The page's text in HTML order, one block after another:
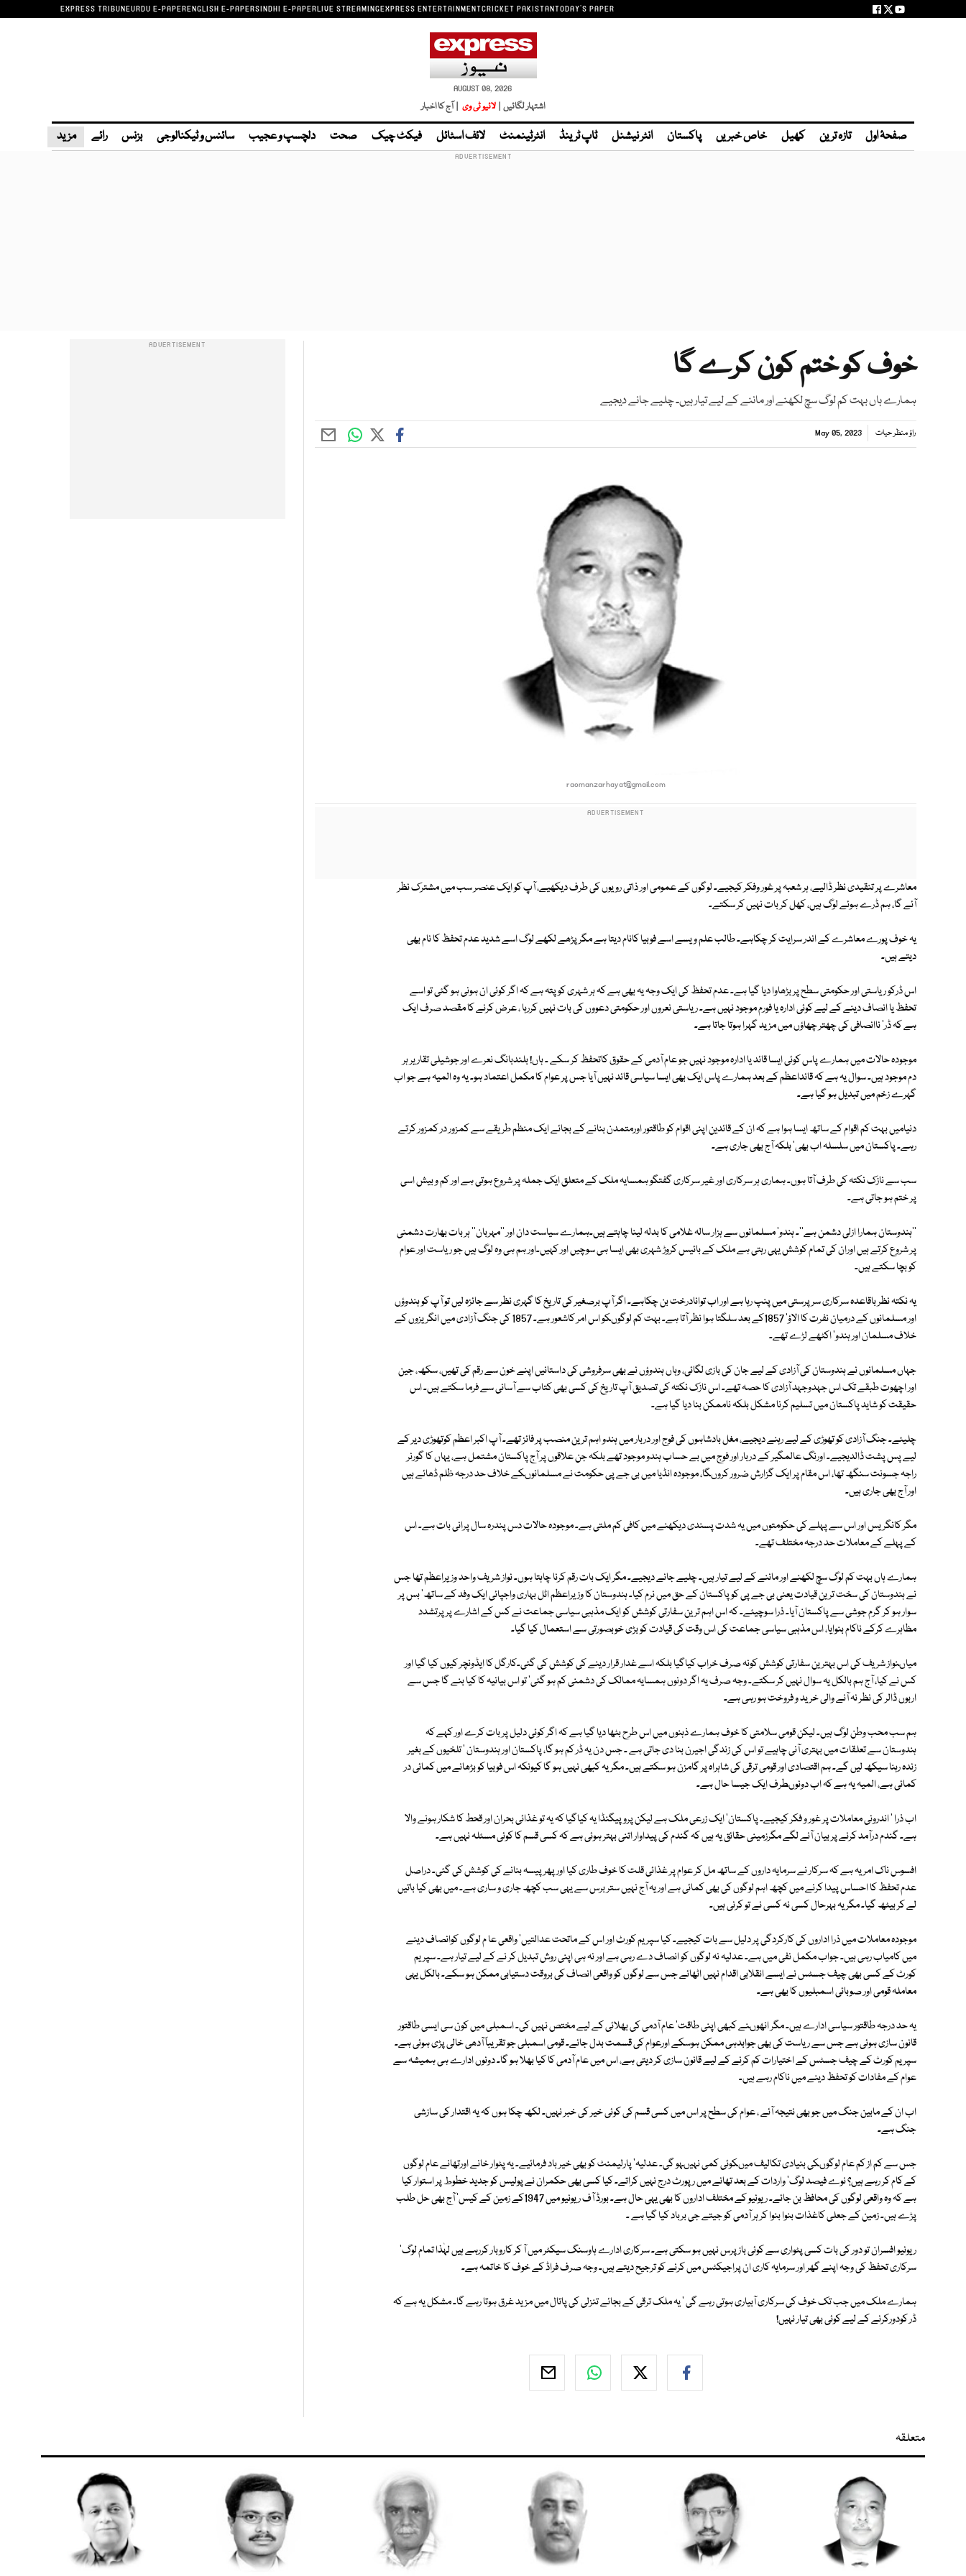
EXPRESS TRIBUNEURDU E-PAPERENGLISH E-PAPERSINDHI E-PAPERLIVE STREAMINGEXPRESS ENTERTAINMENTCRICKET PAKISTANTODAY'S PAPER
AUGUST 08, 2026
اشتہار لگائیں | لائیو ٹی وی | آج کا اخبار
صفحۂ اول تازہ ترین کھیل خاص خبریں پاکستان انٹر نیشنل ٹاپ ٹرینڈ انٹرٹینمنٹ لائف اسٹائل فیکٹ چیک صحت دلچسپ و عجیب سائنس و ٹیکنالوجی بزنس رائے مزید
خوف کو ختم کون کرے گا
ہمارے ہاں بہت کم لوگ سچ لکھنے اور ماننے کے لیے تیار ہیں۔ چلیے جانے دیجیے
راؤ منظر حیات May 05, 2023
raomanzarhayat@gmail.com
معاشرے پر تنقیدی نظر ڈالیے، ہر شعبہ پر غور وفکر کیجیے۔ لوگوں کے عمومی اور ذاتی رویوں کی طرف دیکھیے، آپ کو ایک عنصر سب میں مشترک نظر
آئے گا، ہم ڈرے ہوئے لوگ ہیں، کھل کر بات نہیں کر سکتے۔
یہ خوف پورے معاشرے کے اندر سرایت کر چکاہے۔ طالب علم ویسے اسے فوبیا کانام دیتا ہے مگر پڑھے لکھے لوگ اسے شدید عدم تحفظ کا نام بھی
دیتے ہیں۔
اس ڈرکو ریاستی اور حکومتی سطح پر بڑھاوا دیا گیا ہے۔ عدم تحفظ کی ایک وجہ یہ بھی ہے کہ ہر شہری کو پتہ ہے کہ اگر کوئی ان ہونی ہو گئی تو اسے
تحفظ یا انصاف دینے کے لیے کوئی ادارہ یا فورم موجود نہیں ہے۔ ریاستی نعروں اور حکومتی دعووں کی بات نہیں کررہا ، عرض کرنے کا مقصد صرف ایک
ہے کہ ڈر' ناانصافی کی چھتر چھاؤں میں مزید گہرا ہوتا جاتا ہے۔
موجودہ حالات میں ہمارے پاس کوئی ایسا قائد یا ادارہ موجود نہیں جو عام آدمی کے حقوق کاتحفظ کر سکے ۔ ہاں! بلندبانگ نعرے اور جوشیلی تقاریر ہر
دم موجود ہیں۔ سوال یہ ہے کہ قائداعظم کے بعد ہمارے پاس ایک بھی ایسا سیاسی قائد نہیں آیا جس پر عوام کا مکمل اعتماد ہو۔ یہ وہ المیہ ہے جو اب
گہرے زخم میں تبدیل ہو گیا ہے۔
دنیامیں بہت کم اقوام کے ساتھ ایسا ہوا ہے کہ ان کے قائدین اپنی اقوام کو طاقتور اورمتمدن بنانے کے بجائے ایک منظم طریقے سے کمزور در کمزور کرتے
رہے۔ پاکستان میں سلسلہ اب بھی' بلکہ آج بھی جاری ہے۔
سب سے نازک نکتہ کی طرف آتا ہوں۔ ہماری ہر سرکاری اور غیر سرکاری گفتگو ہمسایہ ملک کے متعلق ایک جملہ پر شروع ہوتی ہے اور کم و بیش اسی
پر ختم ہو جاتی ہے۔
''ہندوستان ہمارا ازلی دشمن ہے''۔ ہندو' مسلمانوں سے ہزار سالہ غلامی کا بدلہ لینا چاہتے ہیں۔ہمارے سیاست دان اور ''مہربان'' ہر بات بھارت دشمنی
پر شروع کرتے ہیں اوران کی تمام کوشش یہی رہتی ہے ملک کے بائیس کروڑ شہری بھی ایسا ہی سوچیں اور کہیں۔اور ہم ہی وہ لوگ ہیں جو ریاست اور عوام
کو بچا سکتے ہیں۔
یہ نکتہ نظر باقاعدہ سرکاری سرپرستی میں پنپ رہا ہے اور اب توانادرخت بن چکاہے۔ اگر آپ برصغیر کی تاریخ کا گہری نظر سے جائزہ لیں تو آپ کو ہندوؤں
اور مسلمانوں کے درمیان نفرت کا الاؤ' 1857کے بعد سلگتا ہوا نظر آتا ہے۔ بہت کم لوگوںکو اس امر کاشعور ہے۔ 1857 کی جنگ آزادی میں انگریزوں کے
خلاف مسلمان اور ہندو' اکٹھے لڑے تھے۔
جہاں مسلمانوں نے ہندوستان کی آزادی کے لیے جان کی بازی لگائی، وہاں ہندوؤں نے بھی سرفروشی کی داستانیں اپنے خون سے رقم کی تھیں، سکھ، جین
اور اچھوت طبقے تک اس جہدوجہد آزادی کا حصہ تھے۔ اس نازک نکتہ کی تصدیق آپ تاریخ کی کسی بھی کتاب سے آسانی سے فرما سکتے ہیں۔ اس
حقیقت کو شاید پاکستان میں تسلیم کرنا مشکل بلکہ ناممکن بنا دیا گیا ہے۔
چلیئے۔ جنگ آزادی کو تھوڑی کے لیے رہنے دیجیے، مغل بادشاہوں کی فوج اور دربار میں ہندو اہم ترین منصب پر فائز تھے۔ آپ اکبر اعظم کوتھوڑی دیر کے
لیے پس پشت ڈالدیجیے۔ اورنگ عالمگیر کے دربار اور فوج میں بے حساب ہندو موجود تھے بلکہ جن علاقوں پر آج پاکستان مشتمل ہے، یہاں کا گورنر
راجہ جسونت سنگھ تھا، اس مقام پر ایک گزارش ضرور کروںگا، موجودہ انڈیا میں بی جے پی حکومت نے مسلمانوںکے خلاف حد درجہ ظلم ڈھائے ہیں
اور آج بھی جاری ہیں۔
مگر کانگریس اور اس سے پہلے کی حکومتوں میں یہ شدت پسندی دیکھنے میں کافی کم ملتی ہے۔ موجودہ حالات دس پندرہ سال پرانی بات ہے۔ اس
کے پہلے کے معاملات حد درجہ مختلف تھے۔
ہمارے ہاں بہت کم لوگ سچ لکھنے اور ماننے کے لیے تیار ہیں۔ چلیے جانے دیجیے۔ مگر ایک بات رقم کرنا چاہتا ہوں۔ نواز شریف واحد وزیراعظم تھا جس
نے ہندوستان کی سخت ترین قیادت یعنی بی جے پی کو پاکستان کے حق میں نرم کیا۔ ہندوستان کا وزیراعظم اٹل بہاری واجپائی ایک وفد کے ساتھ' بس پر
سوار ہو کر گرم جوشی سے پاکستان آیا۔ ذرا سوچیئے۔ کہ اس اہم ترین سفارتی کوشش کو ایک مذہبی سیاسی جماعت نے کس کے اشارے پر پرتشدد
مظاہرے کرکے ناکام بنوایا، اس مذہبی سیاسی جماعت کی اس وقت کی قیادت کو بڑی خوبصورتی سے استعمال کیا گیا۔
میاںنواز شریف کی اس بہترین سفارتی کوشش کونہ صرف خراب کیاگیا بلکہ اسے غدار قرار دینے کی کوشش کی گئی۔کارگل کا ایڈونچر کیوں کیا گیا اور
کس نے کیا، آج ہم بالکل یہ سوال نہیں کر سکتے۔ وجہ صرف یہ اگر دونوں ہمسایہ ممالک کی دشمنی کم ہو گئی' تو اس بیانیہ کا کیا بنے گا جس سے
اربوں ڈالر کی نظر نہ آنے والی خرید و فروخت ہو رہی ہے۔
ہم سب محب وطن لوگ ہیں۔ لیکن قومی سلامتی کا خوف ہمارے ذہنوں میں اس طرح بٹھا دیا گیا ہے کہ اگر کوئی دلیل پر بات کرے اور کہے کہ
ہندوستان سے تعلقات میں بہتری آنی چاہیے تو اس کی زندگی اجیرن بنا دی جاتی ہے ۔ جس دن یہ ڈر کم ہو گا، پاکستان اور ہندوستان ' تلخیوں کے بغیر
زندہ رہنا سیکھ لیں گے۔ ہم اقتصادی اور قومی ترقی کی شاہراہ پر گامزن ہو سکتے ہیں۔ مگر یہ کبھی نہیں ہو گا کیونکہ اس فوبیا کو بڑھانے میں کمائی در
کمائی ہے، المیہ یہ ہے کہ اب دونوںطرف ایک جیسا حال ہے۔
اب ذرا ' اندرونی معاملات پر غور و فکر کیجیے۔ پاکستان' ایک زرعی ملک ہے لیکن پروپیگنڈا یہ کیاگیا کہ یہ تو غذائی بحران اور قحط کا شکار ہونے والا
ہے۔ گندم درآمد کرنے پر بیان آنے لگے مگرزمینی حقائق یہ ہیں کہ گندم کی پیداوار اتنی بہتر ہوئی ہے کہ کسی قسم کا کوئی مسئلہ نہیں ہے۔
افسوس ناک امر یہ ہے کہ سرکار نے سرمایہ داروں کے ساتھ مل کر عوام پر غذائی قلت کا خوف طاری کیا اور پھر پیسہ بنانے کی کوشش کی گئی۔ دراصل
عدم تحفظ کا احساس پیدا کرنے میں کچھ اہم لوگوں کی بھی کمائی ہے اور یہ آج نہیں ستر برس سے یہی سب کچھ جاری و ساری ہے۔ میں بھی کیا باتیں
لے کر بیٹھ گیا۔ مگر یہ بہرحال کسی نہ کسی نے تو کرنی ہیں۔
موجودہ معاملات میں ذرا اداروں کی کارکردگی پر دلیل سے بات کیجیے۔ کیا سپریم کورٹ اور اس کے ماتحت عدالتیں' واقعی عا م لوگوں کوانصاف دینے
میں کامیاب رہی ہیں۔ جواب مکمل نفی میں ہے۔ عدلیہ نہ لوگوں کو انصاف دے رہی ہے اور نہ ہی اپنی روش تبدیل کر نے کے لیے تیار ہے۔ سپریم
کورٹ کے کسی بھی چیف جسٹس نے ایسے انقلابی اقدام نہیں اٹھائے جس سے لوگوں کو واقعی انصاف کی بروقت دستیابی ممکن ہو سکے۔ بالکل یہی
معاملہ قومی اور صوبائی اسمبلیوں کا بھی ہے۔
یہ حد درجہ طاقتور سیاسی ادارے ہیں۔ مگر انھوںنے کبھی اپنی طاقت' عام آدمی کی بھلائی کے لیے مختص نہیں کی۔ اسمبلی میں کون سی ایسی طاقتور
قانون سازی ہوئی ہے جس سے ریاست کی بھی جوابدہی ممکن ہوسکے اورعوام کی قسمت بدل جائے۔ قومی اسمبلی جو تقریباً آدھی خالی پڑی ہوئی ہے۔
سپریم کورٹ کے چیف جسٹس کے اختیارات کم کرنے کے لیے قانون سازی کر دیتی ہے، اس میں عام آدمی کا کیا بھلا ہو گا۔ دونوں ادارے ہی ہمیشہ سے
عوام کے مفادات کو تحفظ دینے میں ناکام رہے ہیں۔
اب ان کے مابین جنگ میں جو بھی نتیجہ آئے ، عوام کی سطح پر اس میں کسی قسم کی کوئی خیر کی خبر نہیں۔ لکھ چکا ہوں کہ یہ اقتدار کی سازشی
جنگ ہے۔
جس سے کم از کم عام لوگوںکی بنیادی تکالیف میںکوئی کمی نہیںہو گی۔ عدلیہ' پارلیمنٹ کو بھی خیر باد فرمائیے۔ یہ پٹوار خانے اورتھانے عام لوگوں
کے کام کر رہے ہیں؟ نوے فیصد لوگ' واردات کے بعد تھانے میں رپورٹ درج نہیں کراتے۔ کیا کسی بھی حکمران نے پولیس کو جدید خطوط پر استوار کیا
ہے کہ وہ واقعی لوگوں کی محافظ بن جائے۔ ریونیو کے مختلف اداروں کا بھی یہی حال ہے۔ بورڈ آف ریونیو میں 1947کے زمین کے کیس' آج بھی حل طلب
پڑے ہیں۔ زمین کے جعلی کاغذات بنوا بنوا کر ہر آدمی کو جیتے جی برباد کیا گیا ہے ۔
ریونیو افسران تو دور کی بات کسی پٹواری سے کوئی باز پرس نہیں ہو سکتی ہے۔ سرکاری ادارے ہاوسنگ سیکٹر میں آ کر کاروبار کررہے ہیں لہٰذا تمام لوگ'
سرکاری تحفظ کی وجہ اپنے گھر اور سرمایہ کاری ان پراجیکٹس میں کرنے کو ترجیح دیتے ہیں۔ وجہ صرف فراڈ کے خوف کا خاتمہ ہے۔
ہمارے ملک میں جب تک خوف کی سرکاری آبیاری ہوتی رہے گی ' یہ ملک ترقی کے بجائے تنزلی کی پاتال میں مزید غرق ہوتا رہے گا۔ مشکل یہ ہے کہ
ڈر کودورکرنے کے لیے کوئی بھی تیار نہیں!
متعلقہ